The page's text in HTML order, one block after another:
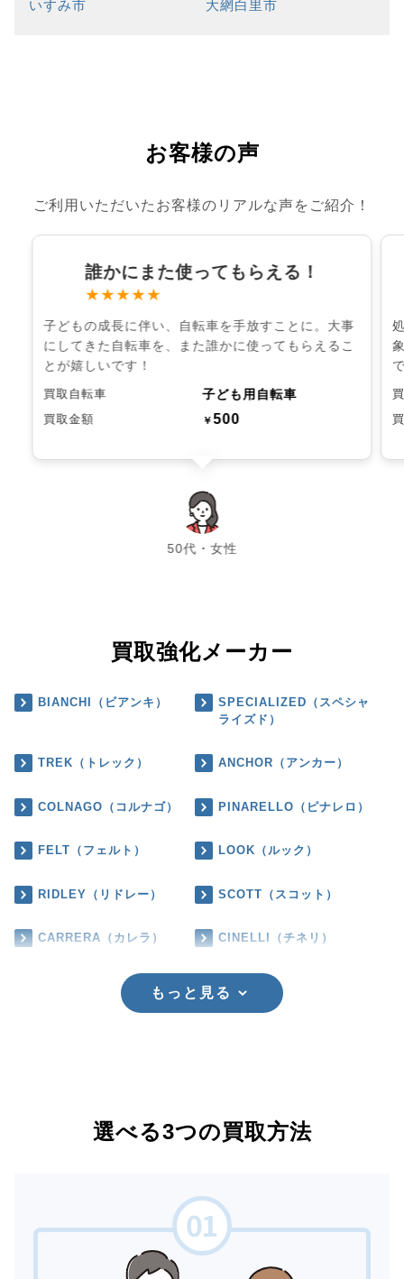
いすみ市 大網白里市
お客様の声
ご利用いただいたお客様のリアルな声をご紹介！
誰かにまた使ってもらえる！
★★★★★
子どもの成長に伴い、自転車を手放すことに。大事
にしてきた自転車を、また誰かに使ってもらえるこ
とが嬉しいです！
買取自転車 子ども用自転車
買取金額 ￥500
50代・女性
chevron_left chevron_right
買取強化メーカー
BIANCHI（ビアンキ）
SPECIALIZED（スペシャ
ライズド）
TREK（トレック） ANCHOR（アンカー）
COLNAGO（コルナゴ） PINARELLO（ピナレロ）
FELT（フェルト） LOOK（ルック）
RIDLEY（リドレー） SCOTT（スコット）
CARRERA（カレラ） CINELLI（チネリ）
もっと見る
選べる3つの買取方法